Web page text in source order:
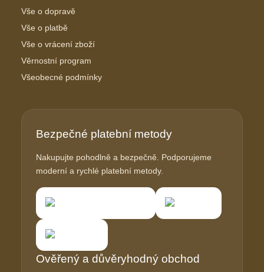
Vše o dopravě
Vše o platbě
Vše o vrácení zboží
Věrnostní program
Všeobecné podmínky
Bezpečné platební metody
Nakupujte pohodlně a bezpečně. Podporujeme
moderní a rychlé platební metody.
Ověřený a důvěryhodný obchod